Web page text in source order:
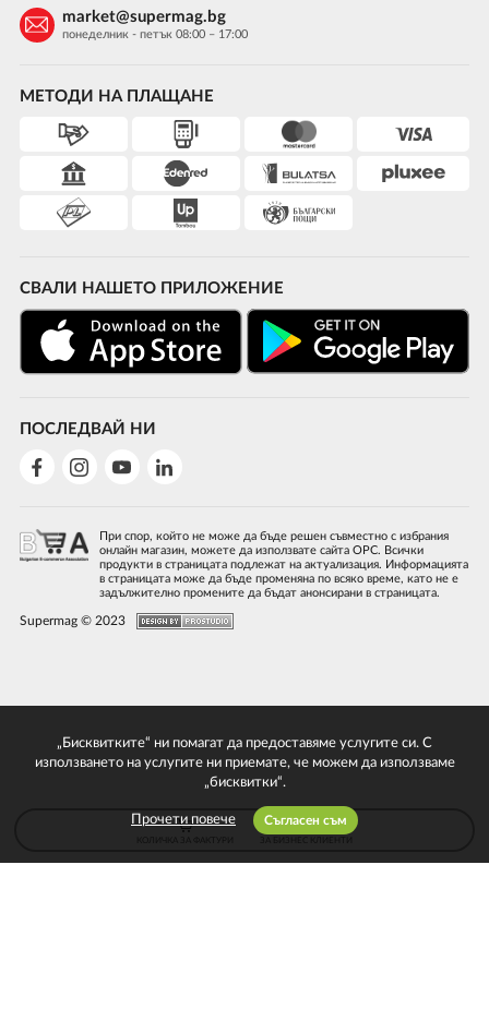
МЕТОДИ НА ПЛАЩАНЕ
СВАЛИ НАШЕТО ПРИЛОЖЕНИЕ
ПОСЛЕДВАЙ НИ
market@supermag.bg
понеделник - петък 08:00 – 17:00
При спор, който не може да бъде решен съвместно с избрания
онлайн магазин, можете да използвате сайта ОРС. Всички
продукти в страницата подлежат на актуализация. Информацията
в страницата може да бъде променяна по всяко време, като не е
задължително промените да бъдат анонсирани в страницата.
Supermag © 2023
„Бисквитките“ ни помагат да предоставяме услугите си. С
използването на услугите ни приемате, че можем да използваме
„бисквитки“.
Прочети повече Съгласен съм